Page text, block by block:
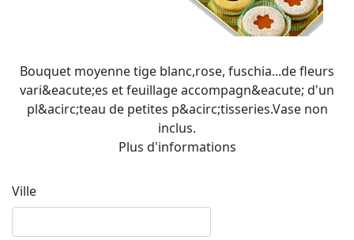
Bouquet moyenne tige blanc,rose, fuschia...de fleurs
vari&eacute;es et feuillage accompagn&eacute; d'un
pl&acirc;teau de petites p&acirc;tisseries.Vase non
inclus.
Plus d'informations
Ville